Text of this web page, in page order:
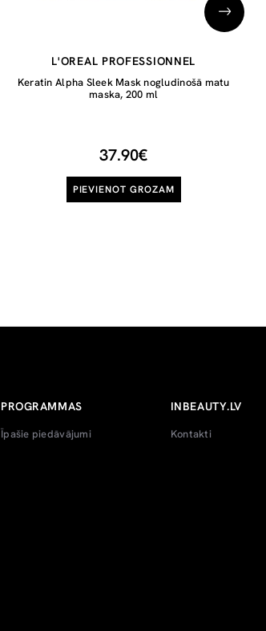
L'OREAL PROFESSIONNEL
Keratin Alpha Sleek Mask nogludinošā matu
maska, 200 ml
37.90€
PIEVIENOT GROZAM
PROGRAMMAS
Īpašie piedāvājumi
INBEAUTY.LV
Kontakti